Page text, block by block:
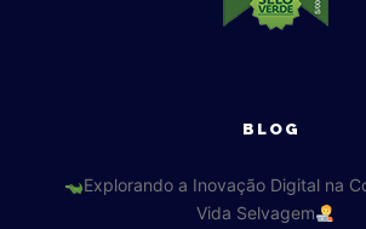
BLOG
Explorando a Inovação Digital na
Vida Selvagem